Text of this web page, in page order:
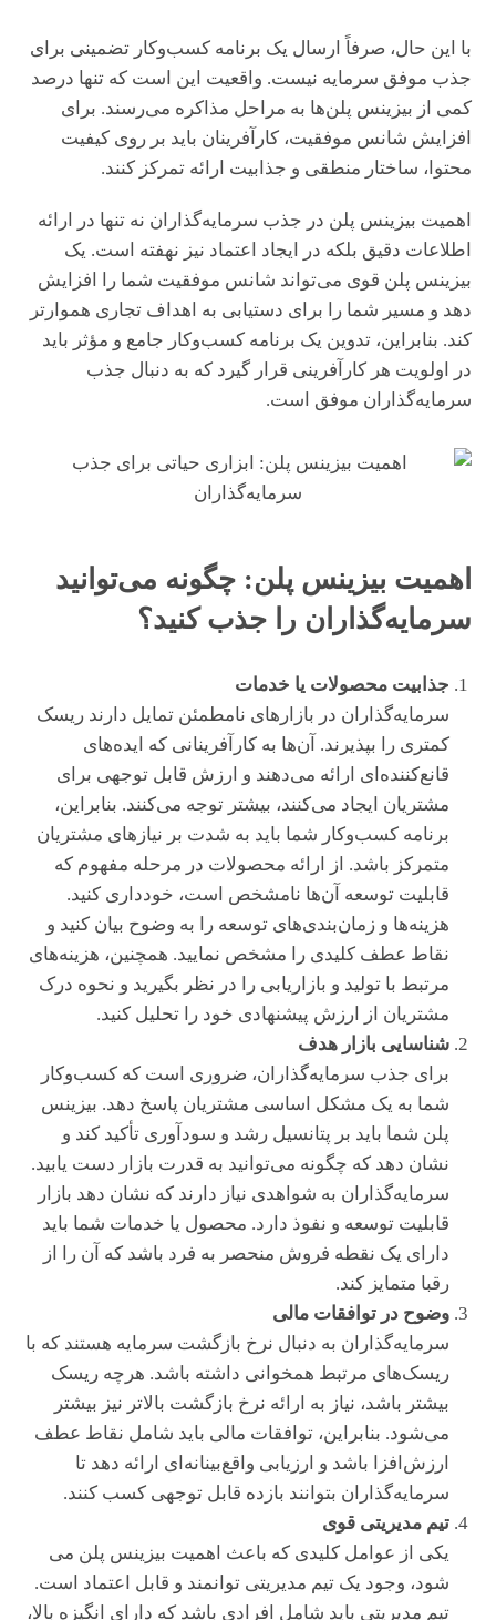
با این حال، صرفاً ارسال یک برنامه کسب‌وکار تضمینی برای
جذب موفق سرمایه نیست. واقعیت این است که تنها درصد
کمی از بیزینس پلن‌ها به مراحل مذاکره می‌رسند. برای
افزایش شانس موفقیت، کارآفرینان باید بر روی کیفیت
محتوا، ساختار منطقی و جذابیت ارائه تمرکز کنند.
اهمیت بیزینس پلن در جذب سرمایه‌گذاران نه تنها در ارائه
اطلاعات دقیق بلکه در ایجاد اعتماد نیز نهفته است. یک
بیزینس پلن قوی می‌تواند شانس موفقیت شما را افزایش
دهد و مسیر شما را برای دستیابی به اهداف تجاری هموارتر
کند. بنابراین، تدوین یک برنامه کسب‌وکار جامع و مؤثر باید
در اولویت هر کارآفرینی قرار گیرد که به دنبال جذب
سرمایه‌گذاران موفق است.
اهمیت بیزینس پلن: چگونه می‌توانید
سرمایه‌گذاران را جذب کنید؟
جذابیت محصولات یا خدمات
سرمایه‌گذاران در بازارهای نامطمئن تمایل دارند ریسک
کمتری را بپذیرند. آن‌ها به کارآفرینانی که ایده‌های
قانع‌کننده‌ای ارائه می‌دهند و ارزش قابل توجهی برای
مشتریان ایجاد می‌کنند، بیشتر توجه می‌کنند. بنابراین،
برنامه کسب‌وکار شما باید به شدت بر نیازهای مشتریان
متمرکز باشد. از ارائه محصولات در مرحله مفهوم که
قابلیت توسعه آن‌ها نامشخص است، خودداری کنید.
هزینه‌ها و زمان‌بندی‌های توسعه را به وضوح بیان کنید و
نقاط عطف کلیدی را مشخص نمایید. همچنین، هزینه‌های
مرتبط با تولید و بازاریابی را در نظر بگیرید و نحوه درک
مشتریان از ارزش پیشنهادی خود را تحلیل کنید.
شناسایی بازار هدف
برای جذب سرمایه‌گذاران، ضروری است که کسب‌وکار
شما به یک مشکل اساسی مشتریان پاسخ دهد. بیزینس
پلن شما باید بر پتانسیل رشد و سودآوری تأکید کند و
نشان دهد که چگونه می‌توانید به قدرت بازار دست یابید.
سرمایه‌گذاران به شواهدی نیاز دارند که نشان دهد بازار
قابلیت توسعه و نفوذ دارد. محصول یا خدمات شما باید
دارای یک نقطه فروش منحصر به فرد باشد که آن را از
رقبا متمایز کند.
وضوح در توافقات مالی
سرمایه‌گذاران به دنبال نرخ بازگشت سرمایه هستند که با
ریسک‌های مرتبط همخوانی داشته باشد. هرچه ریسک
بیشتر باشد، نیاز به ارائه نرخ بازگشت بالاتر نیز بیشتر
می‌شود. بنابراین، توافقات مالی باید شامل نقاط عطف
ارزش‌افزا باشد و ارزیابی واقع‌بینانه‌ای ارائه دهد تا
سرمایه‌گذاران بتوانند بازده قابل توجهی کسب کنند.
تیم مدیریتی قوی
یکی از عوامل کلیدی که باعث اهمیت بیزینس پلن می
شود، وجود یک تیم مدیریتی توانمند و قابل اعتماد است.
تیم مدیریتی باید شامل افرادی باشد که دارای انگیزه بالا،